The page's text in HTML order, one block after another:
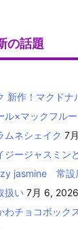
の話題
新作！マクドナ
ル×マックフル
ムネシェイク 7
ジージャスミン
jasmine 常設
扱い 7月 6, 2026
わチョコボック